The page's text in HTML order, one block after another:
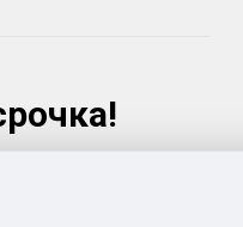
Таможенному союзу.